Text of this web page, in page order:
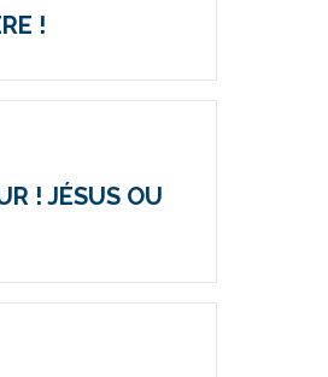
!
! JÉSUS OU